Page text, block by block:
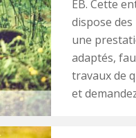
EB. Cette
dispose
une
adaptés,
travaux de
et